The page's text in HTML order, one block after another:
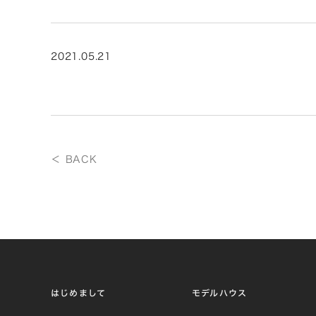
2021.05.21
＜ BACK
はじめまして モデルハウス